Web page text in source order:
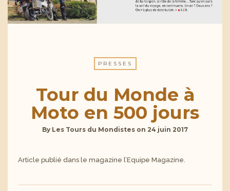
PRESSES
Tour du Monde à
Moto en 500 jours
By Les Tours du Mondistes on 24 juin 2017
Article publié dans le magazine l’Equipe Magazine.